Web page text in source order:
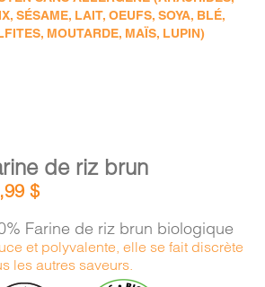
SÉSAME, LAIT, OEUFS, SOYA, BLÉ,
MOUTARDE, MAÏS, LUPIN)
de riz brun
$
Farine de riz brun biologique
et polyvalente, elle se fait discrète
les autres saveurs.